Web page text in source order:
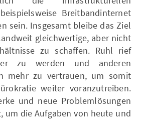
Breitbandinternet
sein. Insgesamt bleibe das Ziel
gleichwertige, aber nicht
zu schaffen. Ruhl rief
zu werden und anderen
mehr zu vertrauen, um somit
weiter voranzutreiben.
und neue Problemlösungen
um die Aufgaben von heute und